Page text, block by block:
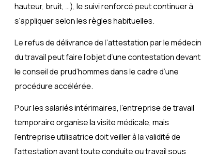
hauteur, bruit, …), le suivi renforcé peut continuer à
s’appliquer selon les règles habituelles.
Le refus de délivrance de l’attestation par le médecin
du travail peut faire l’objet d’une contestation devant
le conseil de prud’hommes dans le cadre d’une
procédure accélérée.
Pour les salariés intérimaires, l’entreprise de travail
temporaire organise la visite médicale, mais
l’entreprise utilisatrice doit veiller à la validité de
l’attestation avant toute conduite ou travail sous